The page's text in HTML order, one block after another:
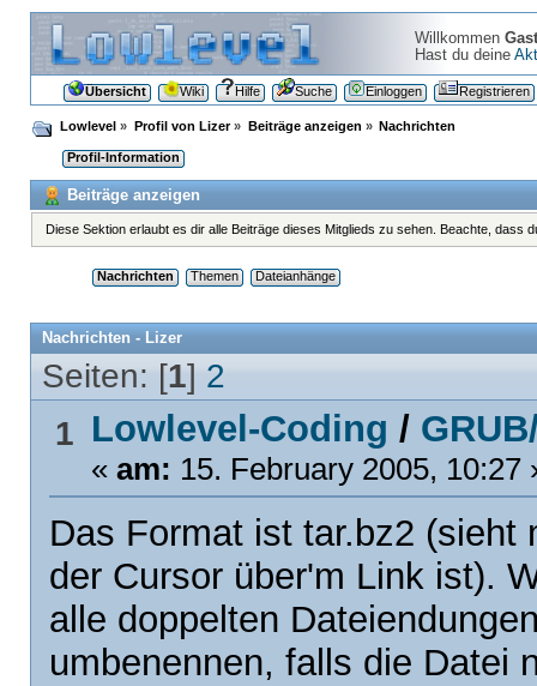
Willkommen Gast
Hast du deine
Übersicht Wiki Hilfe Suche Einloggen Registrieren
Lowlevel » Profil von Lizer» Beiträge anzeigen » Nachrichten
Profil-Information
Beiträge anzeigen
Diese Sektion erlaubt es dir alle Beiträge dieses Mitglieds zu sehen. Beachte,
Nachrichten Themen Dateianhänge
Nachrichten - Lizer
Seiten: [1] 2
1 Lowlevel-Coding /
«am: 15. February 2005, 10:27
Das Format ist tar.bz2 (sieht
der Cursor über'm Link ist).
alle doppelten
umbenennen, falls die Datei